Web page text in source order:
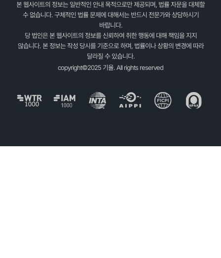
본 웹사이트의 정보는 일반적인 안내 목적으로만 제공되며, 법률 자문을 대체할
수 없습니다. 구체적인 법률 문제에 대해서는 반드시 전문가와 상담하시기
바랍니다.
당 법인은 본 웹사이트의 정보를 신뢰하여 취한 행동에 대해 책임을 지지
않습니다. 본 정보는 작성 당시를 기준으로 하며, 법률이나 상황의 변경에 따라
달라질 수 있습니다.
copyright©2025 기율. All rights reserved